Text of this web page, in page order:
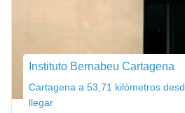
Instituto Bernabeu Cartagena
Cartagena a 53,71 kilómetros
llegar